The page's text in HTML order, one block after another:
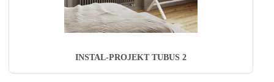
INSTAL-PROJEKT TUBUS 2